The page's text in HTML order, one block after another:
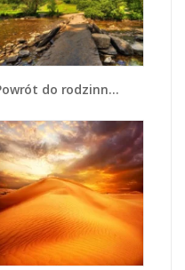
Powrót do rodzinnego domu - KN937